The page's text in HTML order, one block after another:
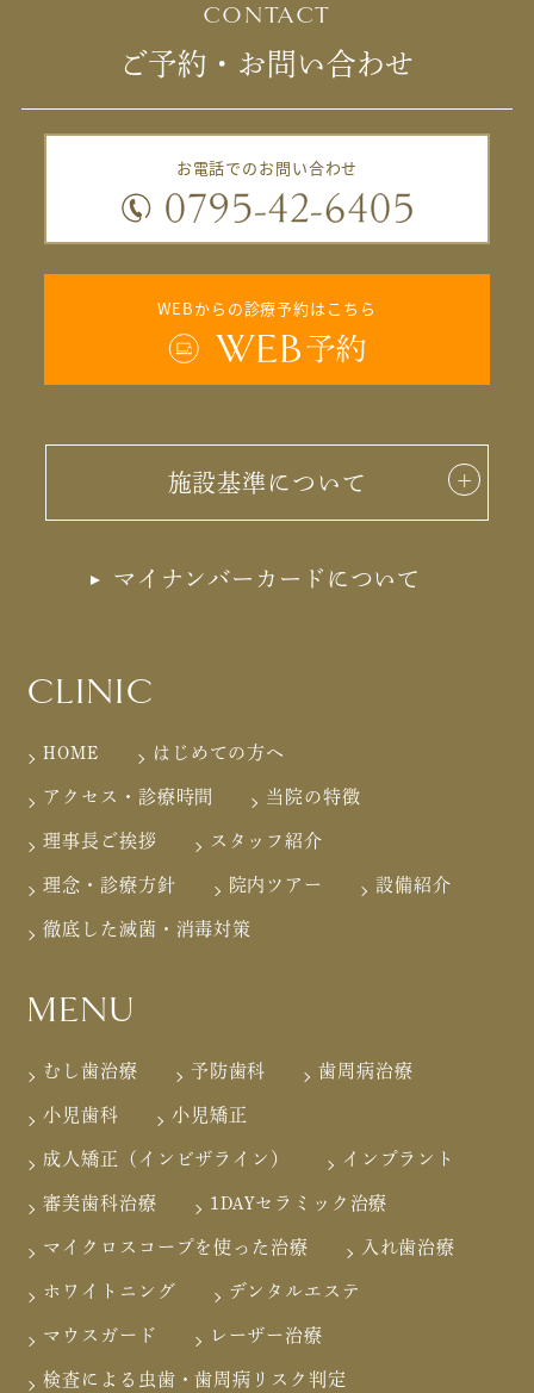
CONTACT
ご予約・お問い合わせ
お電話でのお問い合わせ
WEBからの診療予約はこちら
施設基準について
マイナンバーカードについて
CLINIC
HOME はじめての方へ
アクセス・診療時間 当院の特徴
理事長ご挨拶 スタッフ紹介
理念・診療方針 院内ツアー 設備紹介
徹底した滅菌・消毒対策
MENU
むし歯治療 予防歯科 歯周病治療
小児歯科 小児矯正
成人矯正（インビザライン） インプラント
審美歯科治療 1DAYセラミック治療
マイクロスコープを使った治療 入れ歯治療
ホワイトニング デンタルエステ
マウスガード レーザー治療
検査による虫歯・歯周病リスク判定